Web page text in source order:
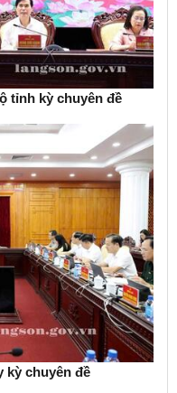
tỉnh kỳ chuyên đề
kỳ chuyên đề